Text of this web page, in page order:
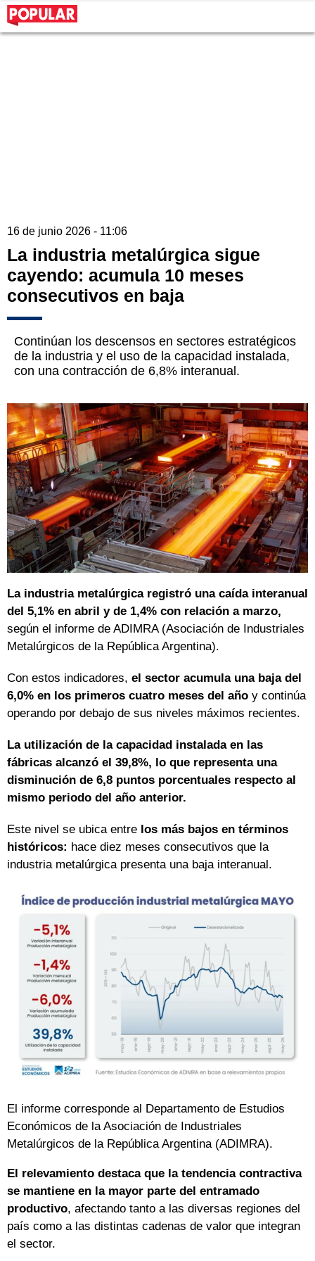
16 de junio 2026 - 11:06
La industria metalúrgica sigue
cayendo: acumula 10 meses
consecutivos en baja
Continúan los descensos en sectores estratégicos
de la industria y el uso de la capacidad instalada,
con una contracción de 6,8% interanual.
La industria metalúrgica registró una caída interanual
del 5,1% en abril y de 1,4% con relación a marzo,
según el informe de ADIMRA (Asociación de Industriales
Metalúrgicos de la República Argentina).
Con estos indicadores, el sector acumula una baja del
6,0% en los primeros cuatro meses del año y continúa
operando por debajo de sus niveles máximos recientes.
La utilización de la capacidad instalada en las
fábricas alcanzó el 39,8%, lo que representa una
disminución de 6,8 puntos porcentuales respecto al
mismo periodo del año anterior.
Este nivel se ubica entre los más bajos en términos
históricos: hace diez meses consecutivos que la
industria metalúrgica presenta una baja interanual.
El informe corresponde al Departamento de Estudios
Económicos de la Asociación de Industriales
Metalúrgicos de la República Argentina (ADIMRA).
El relevamiento destaca que la tendencia contractiva
se mantiene en la mayor parte del entramado
productivo, afectando tanto a las diversas regiones del
país como a las distintas cadenas de valor que integran
el sector.